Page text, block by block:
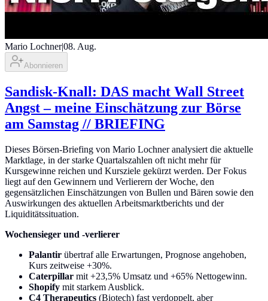
Mario Lochner|08. Aug.
Abonnieren
Sandisk-Knall: DAS macht Wall Street
Angst – meine Einschätzung zur Börse
am Samstag // BRIEFING
Dieses Börsen-Briefing von Mario Lochner analysiert die aktuelle
Marktlage, in der starke Quartalszahlen oft nicht mehr für
Kursgewinne reichen und Kursziele gekürzt werden. Der Fokus
liegt auf den Gewinnern und Verlierern der Woche, den
gegensätzlichen Einschätzungen von Bullen und Bären sowie den
Auswirkungen des aktuellen Arbeitsmarktberichts und der
Liquiditätssituation.
Wochensieger und -verlierer
Palantir übertraf alle Erwartungen, Prognose angehoben,
Kurs zeitweise +30%.
Caterpillar mit +23,5% Umsatz und +65% Nettogewinn.
Shopify mit starkem Ausblick.
C4 Therapeutics (Biotech) fast verdoppelt, aber